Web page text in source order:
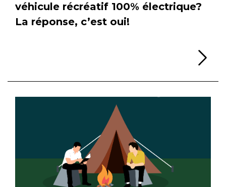
véhicule récréatif 100% électrique?
La réponse, c’est oui!